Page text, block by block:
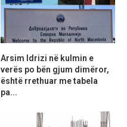
Arsim Idrizi në kulmin e
verës po bën gjum dimëror,
është rrethuar me tabela
pa...